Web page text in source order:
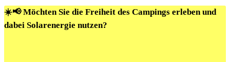
☀️📢 Möchten Sie die Freiheit des Campings erleben und
dabei Solarenergie nutzen?